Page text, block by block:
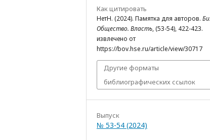
Как цитировать
НетН. (2024). Памятка для авторов.
Общество. Власть, (53-54), 422-423.
извлечено от
https://bov.hse.ru/article/view/30717
Другие форматы
библиографических ссылок
Выпуск
№ 53-54 (2024)